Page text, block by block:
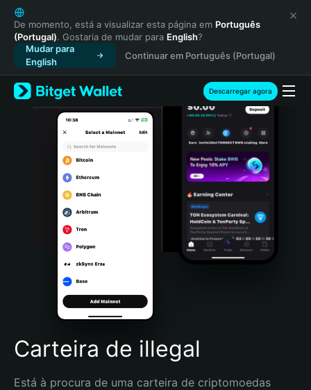
English
日本語
Tiếng Việt
Русский
Español (Latinoamérica)
Türkçe
Italiano
Português (Portugal)
Bahasa Indonesia
Português (Brasil)
Español (Argentina)
De momento, está a visualizar esta página em Português
(Portugal). Gostaria de mudar para English?
Mudar para
English
Continuar em Português (Portugal)
Descarregar agora
Carteira de illegal
Está à procura de uma carteira de criptomoedas